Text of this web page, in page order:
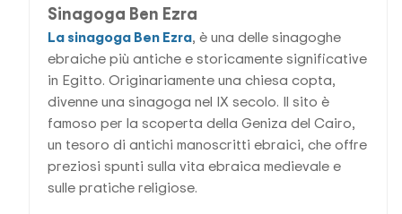
Sinagoga Ben Ezra
La sinagoga Ben Ezra, è una delle sinagoghe
ebraiche più antiche e storicamente significative
in Egitto. Originariamente una chiesa copta,
divenne una sinagoga nel IX secolo. Il sito è
famoso per la scoperta della Geniza del Cairo,
un tesoro di antichi manoscritti ebraici, che offre
preziosi spunti sulla vita ebraica medievale e
sulle pratiche religiose.